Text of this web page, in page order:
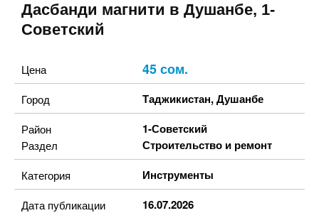
Дасбанди магнити в Душанбе, 1-
Советский
Цена 45 сом.
Город Таджикистан,Душанбе
Район 1-Советский
Раздел Строительство и ремонт
Категория Инструменты
Дата публикации 16.07.2026